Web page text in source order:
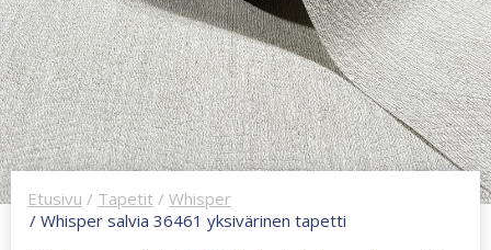
Etusivu / Tapetit / Whisper
/ Whisper salvia 36461 yksivärinen tapetti